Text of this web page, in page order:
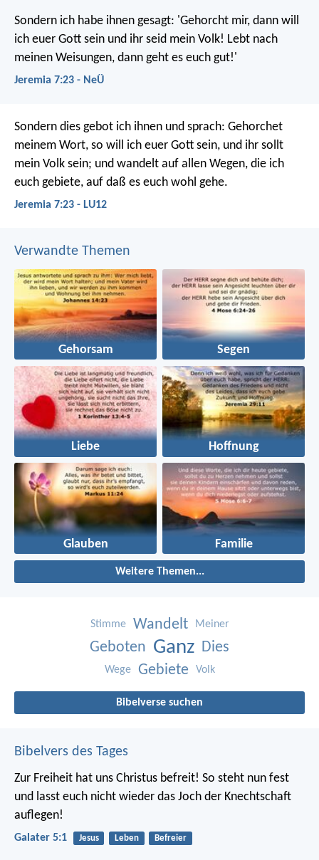
Sondern ich habe ihnen gesagt: 'Gehorcht mir, dann will
ich euer Gott sein und ihr seid mein Volk! Lebt nach
meinen Weisungen, dann geht es euch gut!'
Jeremia 7:23 - NeÜ
Sondern dies gebot ich ihnen und sprach: Gehorchet
meinem Wort, so will ich euer Gott sein, und ihr sollt
mein Volk sein; und wandelt auf allen Wegen, die ich
euch gebiete, auf daß es euch wohl gehe.
Jeremia 7:23 - LU12
Verwandte Themen
Gehorsam Segen
Liebe Hoffnung
Glauben Familie
Weitere Themen...
Stimme Wandelt Meiner
Geboten Ganz Dies
Wege Gebiete Volk
Bibelverse suchen
Bibelvers des Tages
Zur Freiheit hat uns Christus befreit! So steht nun fest
und lasst euch nicht wieder das Joch der Knechtschaft
auflegen!
Galater 5:1 Jesus Leben Befreier